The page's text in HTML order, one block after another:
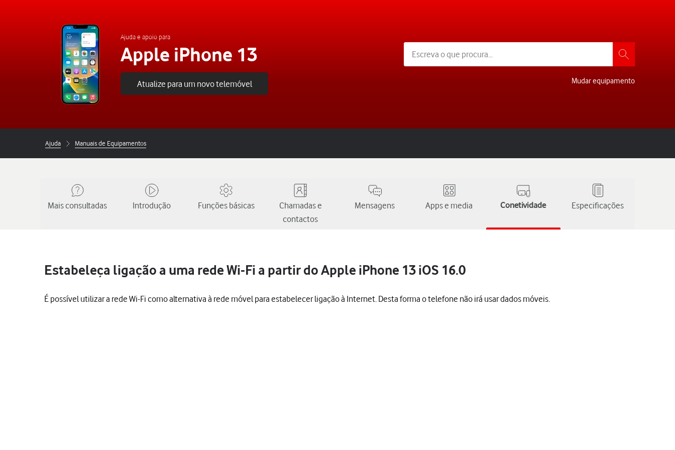
Ajuda e apoio para
Apple iPhone 13
Atualize para um novo telemóvel Mudar equipamento
Ajuda Manuais de Equipamentos
Mais consultadas Introdução Funções básicas
Chamadas e
contactos
Mensagens Apps e media Conetividade Especificações
Estabeleça ligação a uma rede Wi-Fi a partir do Apple iPhone 13 iOS 16.0
É possível utilizar a rede Wi-Fi como alternativa à rede móvel para estabelecer ligação à Internet. Desta forma o telefone não irá usar dados móveis.